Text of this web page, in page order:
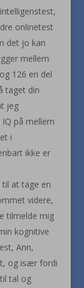
onlinetest
det jo kan
mellem
126 en del
taget din
jeg
på mellem
i
ikke er
til at tage en
videre,
tilmelde mig
kognitive
Ann,
og især fordi
tal og